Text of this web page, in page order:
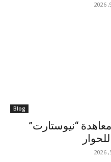
Blog
“نيوستارت”